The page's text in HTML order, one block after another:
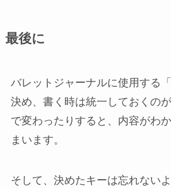
最後に
バレットジャーナルに使用する
決め、書く時は統一しておくの
で変わったりすると、内容がわ
まいます。
そして、決めたキーは忘れない